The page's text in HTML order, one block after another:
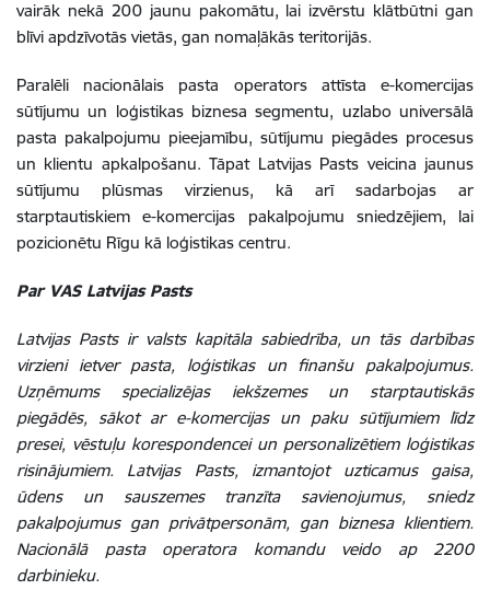
vairāk nekā 200 jaunu pakomātu, lai izvērstu klātbūtni gan
blīvi apdzīvotās vietās, gan nomaļākās teritorijās.
Paralēli nacionālais pasta operators attīsta e-komercijas
sūtījumu un loģistikas biznesa segmentu, uzlabo universālā
pasta pakalpojumu pieejamību, sūtījumu piegādes procesus
un klientu apkalpošanu. Tāpat Latvijas Pasts veicina jaunus
sūtījumu plūsmas virzienus, kā arī sadarbojas ar
starptautiskiem e-komercijas pakalpojumu sniedzējiem, lai
pozicionētu Rīgu kā loģistikas centru.
Par VAS Latvijas Pasts
Latvijas Pasts ir valsts kapitāla sabiedrība, un tās darbības
virzieni ietver pasta, loģistikas un finanšu pakalpojumus.
Uzņēmums specializējas iekšzemes un starptautiskās
piegādēs, sākot ar e-komercijas un paku sūtījumiem līdz
presei, vēstuļu korespondencei un personalizētiem loģistikas
risinājumiem. Latvijas Pasts, izmantojot uzticamus gaisa,
ūdens un sauszemes tranzīta savienojumus, sniedz
pakalpojumus gan privātpersonām, gan biznesa klientiem.
Nacionālā pasta operatora komandu veido ap 2200
darbinieku.